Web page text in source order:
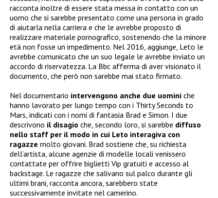
racconta inoltre di essere stata messa in contatto con un
uomo che si sarebbe presentato come una persona in grado
di aiutarla nella carriera e che le avrebbe proposto di
realizzare materiale pornografico, sostenendo che la minore
età non fosse un impedimento. Nel 2016, aggiunge, Leto le
avrebbe comunicato che un suo legale le avrebbe inviato un
accordo di riservatezza. La Bbc afferma di aver visionato il
documento, che però non sarebbe mai stato firmato.
Nel documentario intervengono anche due uomini che
hanno lavorato per lungo tempo con i Thirty Seconds to
Mars, indicati con i nomi di fantasia Brad e Simon. I due
descrivono il disagio che, secondo loro, si sarebbe diffuso
nello staff per il modo in cui Leto interagiva con
ragazze molto giovani. Brad sostiene che, su richiesta
dell’artista, alcune agenzie di modelle locali venissero
contattate per offrire biglietti Vip gratuiti e accesso al
backstage. Le ragazze che salivano sul palco durante gli
ultimi brani, racconta ancora, sarebbero state
successivamente invitate nel camerino.